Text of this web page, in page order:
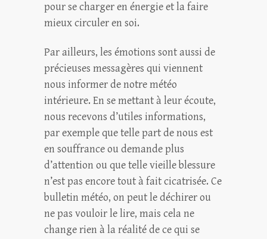
pour se charger en énergie et la faire
mieux circuler en soi.
Par ailleurs, les émotions sont aussi de
précieuses messagères qui viennent
nous informer de notre météo
intérieure. En se mettant à leur écoute,
nous recevons d’utiles informations,
par exemple que telle part de nous est
en souffrance ou demande plus
d’attention ou que telle vieille blessure
n’est pas encore tout à fait cicatrisée. Ce
bulletin météo, on peut le déchirer ou
ne pas vouloir le lire, mais cela ne
change rien à la réalité de ce qui se